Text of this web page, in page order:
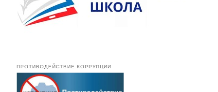
ПРОТИВОДЕЙСТВИЕ КОРРУПЦИИ